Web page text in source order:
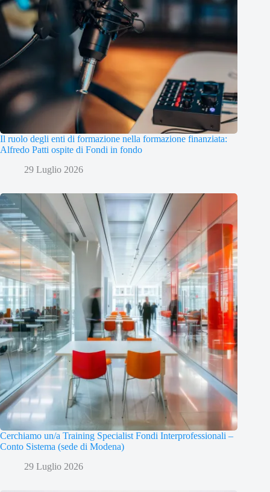
Il ruolo degli enti di formazione nella formazione finanziata:
Alfredo Patti ospite di Fondi in fondo
29 Luglio 2026
Cerchiamo un/a Training Specialist Fondi Interprofessionali –
Conto Sistema (sede di Modena)
29 Luglio 2026